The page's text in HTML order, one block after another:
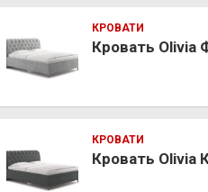
КРОВАТИ
Кровать Olivia
КРОВАТИ
Кровать Olivia